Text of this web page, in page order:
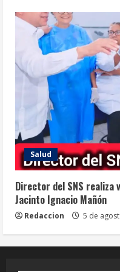
Salud
Director del SNS realiza
Jacinto Ignacio Mañón
Redaccion 5 de